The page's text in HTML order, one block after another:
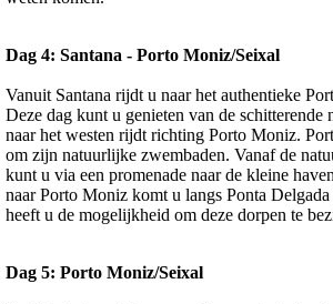
Dag 4: Santana - Porto Moniz/Seixal
Vanuit Santana rijdt u naar het authentieke
Deze dag kunt u genieten van de
naar het westen rijdt richting Porto Moniz.
om zijn natuurlijke zwembaden. Vanaf de
kunt u via een promenade naar de kleine
naar Porto Moniz komt u langs Ponta Delgada
heeft u de mogelijkheid om deze dorpen te
Dag 5: Porto Moniz/Seixal